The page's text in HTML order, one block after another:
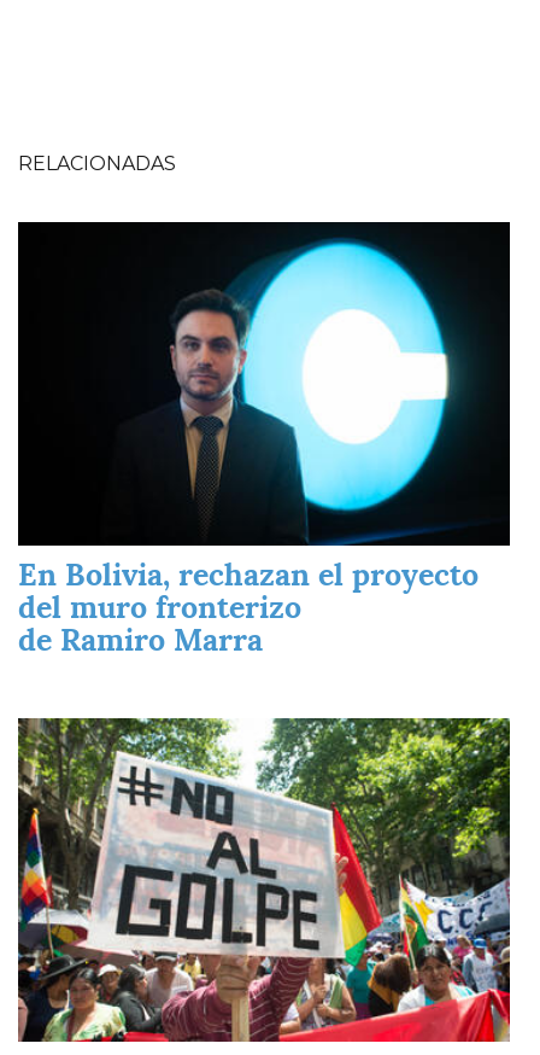
RELACIONADAS
En Bolivia, rechazan el proyecto
del muro fronterizo
de Ramiro Marra
Imagen